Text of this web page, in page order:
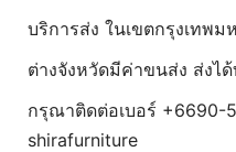
บริการส่ง ในเขตกรุงเทพม
ต่างจังหวัดมีค่าขนส่ง ส่งไ
กรุณาติดต่อเบอร์ +6690-
shirafurniture